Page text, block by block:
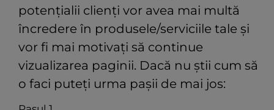
potențialii clienți vor avea mai multă
încredere în produsele/serviciile tale și
vor fi mai motivați să continue
vizualizarea paginii. Dacă nu știi cum să
o faci puteți urma pașii de mai jos: